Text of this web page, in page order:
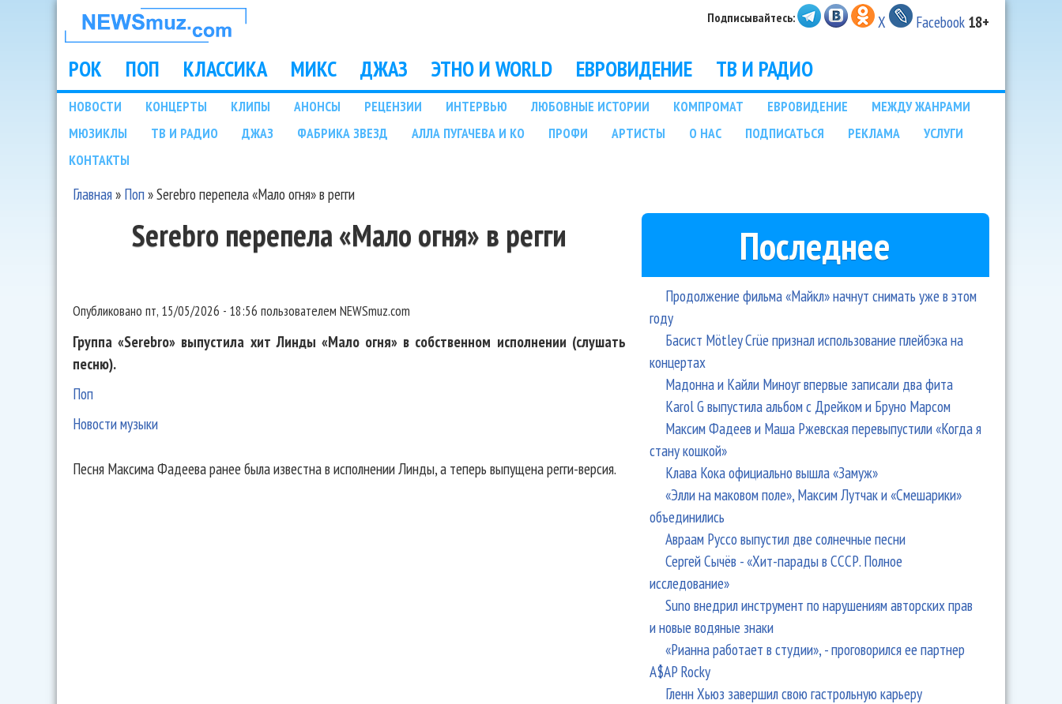
НОВОСТИ
МУЗЫКИ И
ШОУ БИЗНЕСА
NEWSMUZ.COM
Подписывайтесь: X Facebook 18+
Main menu
РОК ПОП КЛАССИКА МИКС ДЖАЗ ЭТНО И WORLD ЕВРОВИДЕНИЕ ТВ И РАДИО
Подразделы
НОВОСТИ КОНЦЕРТЫ КЛИПЫ АНОНСЫ РЕЦЕНЗИИ ИНТЕРВЬЮ ЛЮБОВНЫЕ ИСТОРИИ КОМПРОМАТ ЕВРОВИДЕНИЕ
МЕЖДУ ЖАНРАМИ
МЮЗИКЛЫ
ТВ И РАДИО ДЖАЗ ФАБРИКА ЗВЕЗД АЛЛА ПУГАЧЕВА И КО ПРОФИ АРТИСТЫ О НАС ПОДПИСАТЬСЯ РЕКЛАМА
УСЛУГИ
КОНТАКТЫ
Главная» Поп»Serebro перепела «Мало огня» в регги
Serebro перепела «Мало огня» в регги
Опубликовано пт, 15/05/2026 - 18:56 пользователем NEWSmuz.com
Группа «Serebro» выпустила хит Линды «Мало огня» в собственном исполнении (слушать
песню).
Поп
Новости музыки
Песня Максима Фадеева ранее была известна в исполнении Линды, а теперь выпущена регги-версия.
Последнее
Продолжение фильма «Майкл» начнут снимать уже в этом
году
Басист Mötley Crüe признал использование плейбэка на
концертах
Мадонна и Кайли Миноуг впервые записали два фита
Karol G выпустила альбом с Дрейком и Бруно Марсом
Максим Фадеев и Маша Ржевская перевыпустили «Когда я
стану кошкой»
Клава Кока официально вышла «Замуж»
«Элли на маковом поле», Максим Лутчак и «Смешарики»
объединились
Авраам Руссо выпустил две солнечные песни
Сергей Сычёв - «Хит-парады в СССР. Полное
исследование»
Suno внедрил инструмент по нарушениям авторских прав
и новые водяные знаки
«Рианна работает в студии», - проговорился ее партнер
A$AP Rocky
Гленн Хьюз завершил свою гастрольную карьеру